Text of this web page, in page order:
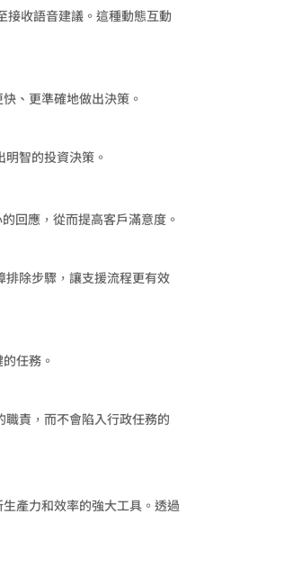
接收語音建議。這種動態互動
、更準確地做出決策。
智的投資決策。
回應，從而提高客戶滿意度。
除步驟，讓支援流程更有效
任務。
責，而不會陷入行政任務的
產力和效率的強大工具。透過